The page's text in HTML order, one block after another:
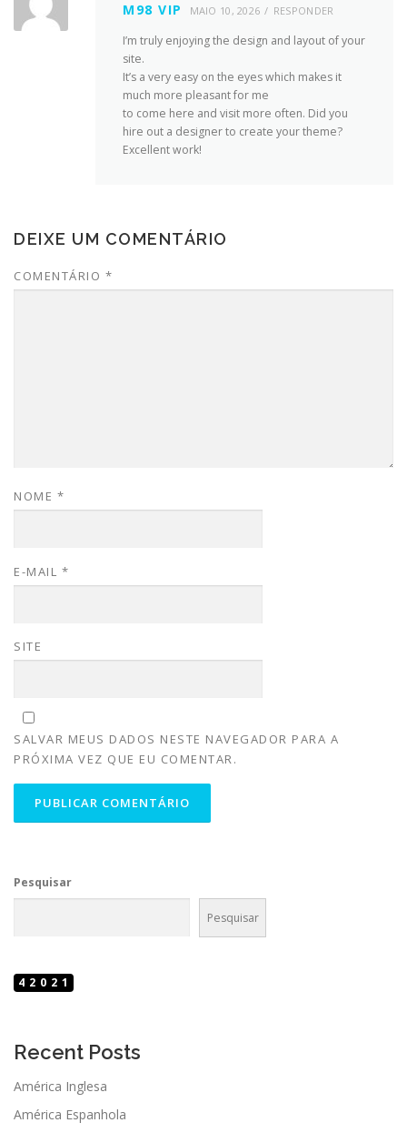
M98 VIP MAIO 10, 2026 RESPONDER
I’m truly enjoying the design and layout of your
site.
It’s a very easy on the eyes which makes it
much more pleasant for me
to come here and visit more often. Did you
hire out a designer to create your theme?
Excellent work!
DEIXE UM COMENTÁRIO
COMENTÁRIO *
NOME *
E-MAIL *
SITE
SALVAR MEUS DADOS NESTE NAVEGADOR PARA A
PRÓXIMA VEZ QUE EU COMENTAR.
Pesquisar
Pesquisar
42021
Recent Posts
América Inglesa
América Espanhola